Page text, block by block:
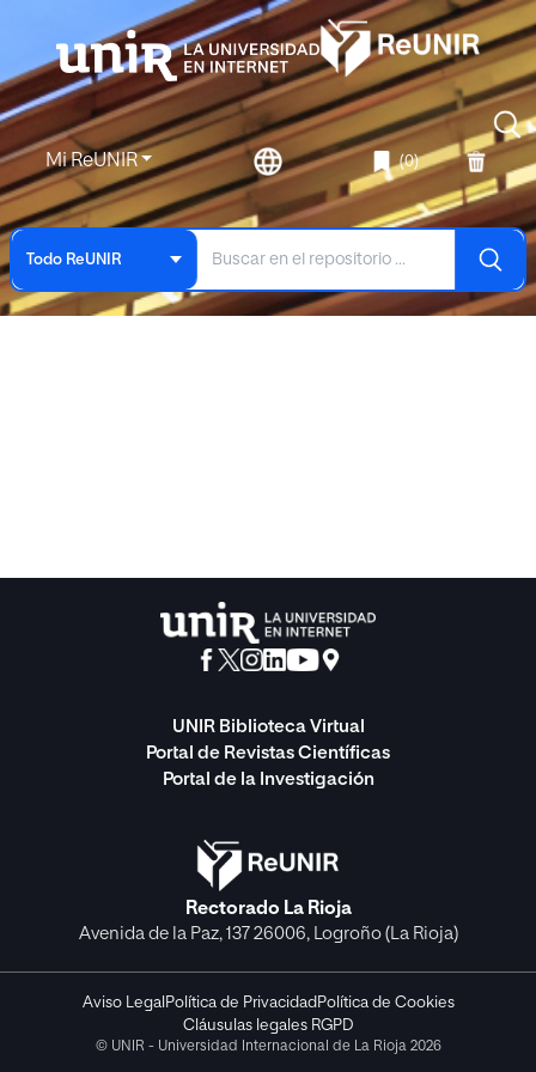
Mi ReUNIR (0)
Todo ReUNIR
UNIR Biblioteca Virtual
Portal de Revistas Científicas
Portal de la Investigación
Rectorado La Rioja
Avenida de la Paz, 137 26006, Logroño (La Rioja)
Aviso Legal Política de Privacidad Política de Cookies
Cláusulas legales RGPD
© UNIR - Universidad Internacional de La Rioja 2026